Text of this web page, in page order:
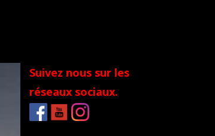
Suivez nous sur les
réseaux sociaux.